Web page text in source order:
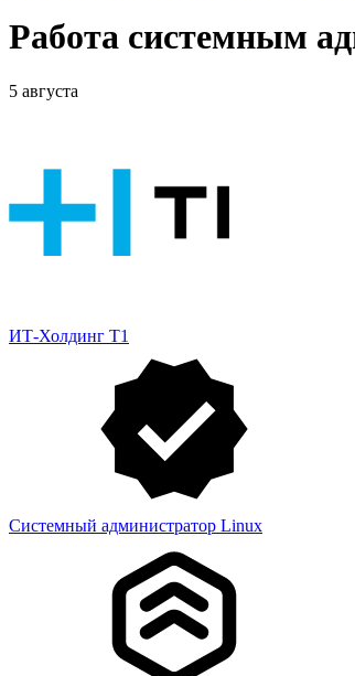
Работа системным
5 августа
ИТ-Холдинг Т1
Системный администратор Linux